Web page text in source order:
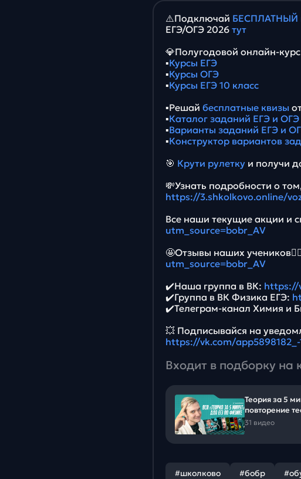
⚠️Подключай БЕСПЛАТНЫЙ
ЕГЭ/ОГЭ 2026 тут
💎Полугодовой онлайн-
▪️Курсы ЕГЭ
▪️Курсы ОГЭ
▪️Курсы ЕГЭ 10 класс
▪️Решай бесплатные квизы
▪️Каталог заданий ЕГЭ и ОГЭ
▪️Варианты заданий ЕГЭ и
▪️Конструктор вариантов
🎯 Крути рулетку и получи
💸Узнать подробности о
https://3.shkolkovo.online/
Все наши текущие акции и
utm_source=bobr_AV
🤩Отзывы наших учеников👉🏻
utm_source=bobr_AV
✔️Наша группа в ВК: https://
✔️Группа в ВК Физика ЕГЭ:
✔️Телеграм-канал Химия и
💥 Подписывайся на
https://vk.com/
Входит в подборку на
Теория за 5
повторение
31 видео
#школково #бобр